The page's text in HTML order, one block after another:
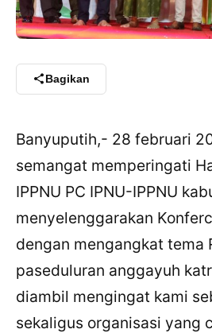
Bagikan
Banyuputih,- 28 februari
semangat memperingati
IPPNU PC IPNU-IPPNU
menyelenggarakan
dengan mengangkat tema
paseduluran anggayuh
diambil mengingat kami
sekaligus organisasi yang